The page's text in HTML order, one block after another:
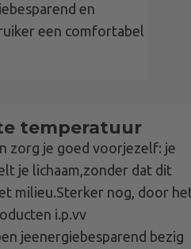
en
een comfortabel
temperatuur
zorg je goed voorjezelf: je
je lichaam,zonder dat dit
milieu.Sterker nog, door
i.p.vv
jeenergiebesparend bezig